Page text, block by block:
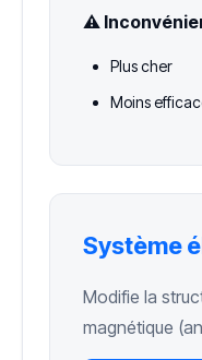
⚠️
Plus cher
Moins
Système
Modifie la
magnétique